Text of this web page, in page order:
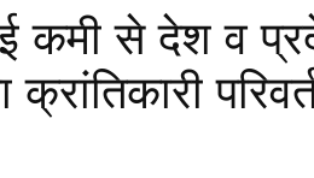
कमी से देश व
क्रांतिकारी